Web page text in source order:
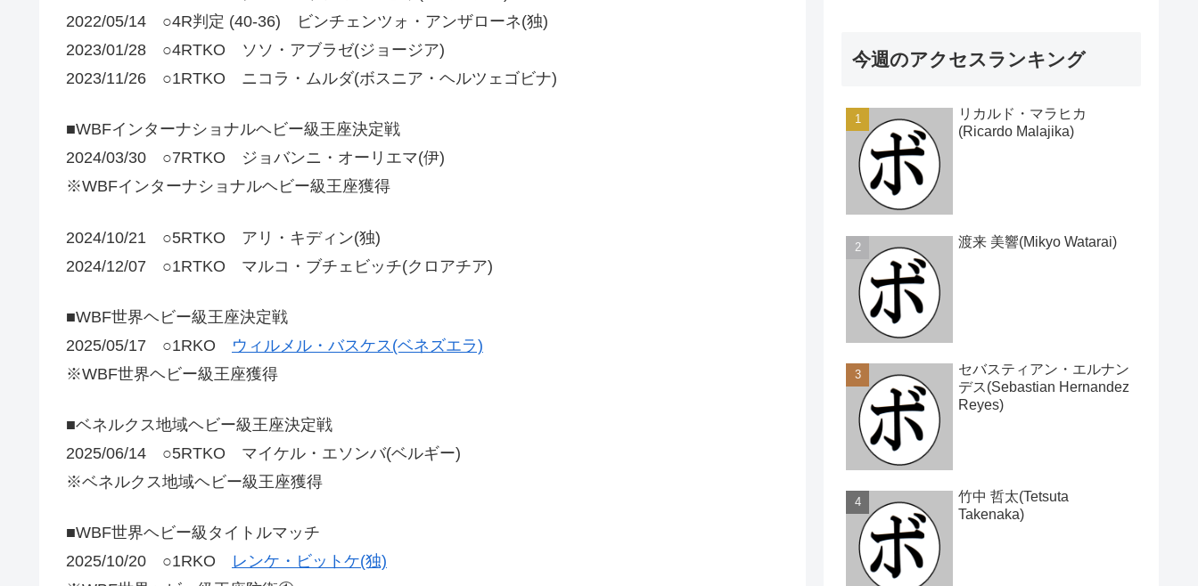
2022/05/14 ○4R判定 (40-36) ビンチェンツォ・アンザローネ(独)
2023/01/28 ○4RTKO ソソ・アブラゼ(ジョージア)
2023/11/26 ○1RTKO ニコラ・ムルダ(ボスニア・ヘルツェゴビナ)
■WBFインターナショナルヘビー級王座決定戦
2024/03/30 ○7RTKO ジョバンニ・オーリエマ(伊)
※WBFインターナショナルヘビー級王座獲得
2024/10/21 ○5RTKO アリ・キディン(独)
2024/12/07 ○1RTKO マルコ・ブチェビッチ(クロアチア)
■WBF世界ヘビー級王座決定戦
2025/05/17 ○1RKO ウィルメル・バスケス(ベネズエラ)
※WBF世界ヘビー級王座獲得
■ベネルクス地域ヘビー級王座決定戦
2025/06/14 ○5RTKO マイケル・エソンバ(ベルギー)
※ベネルクス地域ヘビー級王座獲得
■WBF世界ヘビー級タイトルマッチ
2025/10/20 ○1RKO レンケ・ビットケ(独)
今週のアクセスランキング
リカルド・マラヒカ
(Ricardo Malajika)
渡来 美響(Mikyo Watarai)
セバスティアン・エルナン
デス(Sebastian Hernandez
Reyes)
竹中 哲太(Tetsuta
Takenaka)